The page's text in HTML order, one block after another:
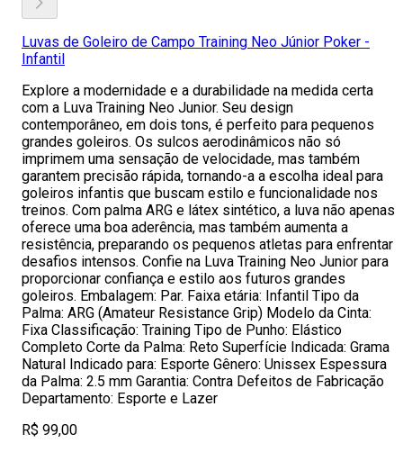
Luvas de Goleiro de Campo Training Neo Júnior Poker -
Infantil
Explore a modernidade e a durabilidade na medida certa
com a Luva Training Neo Junior. Seu design
contemporâneo, em dois tons, é perfeito para pequenos
grandes goleiros. Os sulcos aerodinâmicos não só
imprimem uma sensação de velocidade, mas também
garantem precisão rápida, tornando-a a escolha ideal para
goleiros infantis que buscam estilo e funcionalidade nos
treinos. Com palma ARG e látex sintético, a luva não apenas
oferece uma boa aderência, mas também aumenta a
resistência, preparando os pequenos atletas para enfrentar
desafios intensos. Confie na Luva Training Neo Junior para
proporcionar confiança e estilo aos futuros grandes
goleiros. Embalagem: Par. Faixa etária: Infantil Tipo da
Palma: ARG (Amateur Resistance Grip) Modelo da Cinta:
Fixa Classificação: Training Tipo de Punho: Elástico
Completo Corte da Palma: Reto Superfície Indicada: Grama
Natural Indicado para: Esporte Gênero: Unissex Espessura
da Palma: 2.5 mm Garantia: Contra Defeitos de Fabricação
Departamento: Esporte e Lazer
R$ 99,00